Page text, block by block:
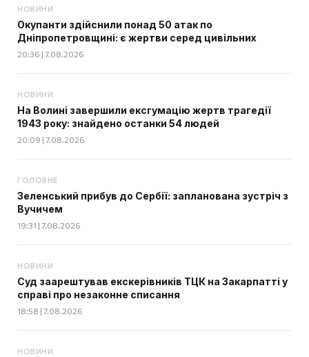
НОВИНИ
Окупанти здійснили понад 50 атак по
Дніпропетровщині: є жертви серед цивільних
20:36 | 7.08.2026
НОВИНИ
На Волині завершили ексгумацію жертв трагедії
1943 року: знайдено останки 54 людей
20:09 | 7.08.2026
ГОЛОВНЕ
Зеленський прибув до Сербії: запланована зустріч з
Вучичем
19:31 | 7.08.2026
НОВИНИ
Суд заарештував екскерівників ТЦК на Закарпатті у
справі про незаконне списання
18:58 | 7.08.2026
НОВИНИ